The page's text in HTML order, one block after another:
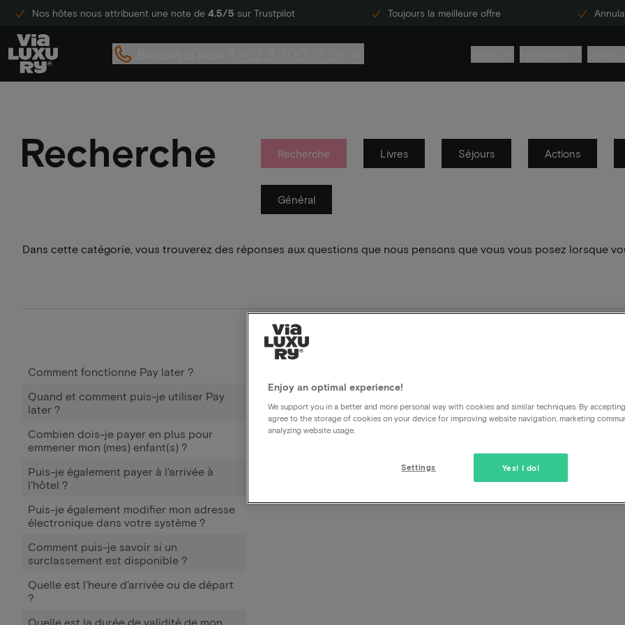
Nos hôtes nous attribuent une note de 4.5/5 sur Trustpilot Toujours la meilleure offre
Recherche Recherche Livres Séjours Actions
Général
Dans cette catégorie, vous trouverez des réponses aux questions que nous pensons que vous vous posez lorsque
Comment fonctionne Pay later ?
Quand et comment puis-je utiliser Pay
later ?
Combien dois-je payer en plus pour
emmener mon (mes) enfant(s) ?
Puis-je également payer à l'arrivée à
l'hôtel ?
Puis-je également modifier mon adresse
électronique dans votre système ?
Comment puis-je savoir si un
surclassement est disponible ?
Quelle est l'heure d'arrivée ou de départ
?
Quelle est la durée de validité de mon
Puis-je également réserver
Oui, bien sûr, il vous suffit d'indiquer le nom de la
réservez dans les détails de contact.
La personne pour laquelle vous réservez n'a pas besoin
Enjoy an optimal experience!
We support you in a better and more personal way with cookies and similar techniques. By
agree to the storage of cookies on your device for improving website navigation, marketing
analyzing website usage.
Yes! I do!
Settings